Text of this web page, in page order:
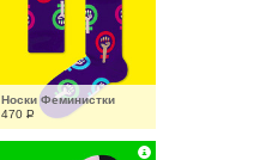
Носки Феминистки
470 Р